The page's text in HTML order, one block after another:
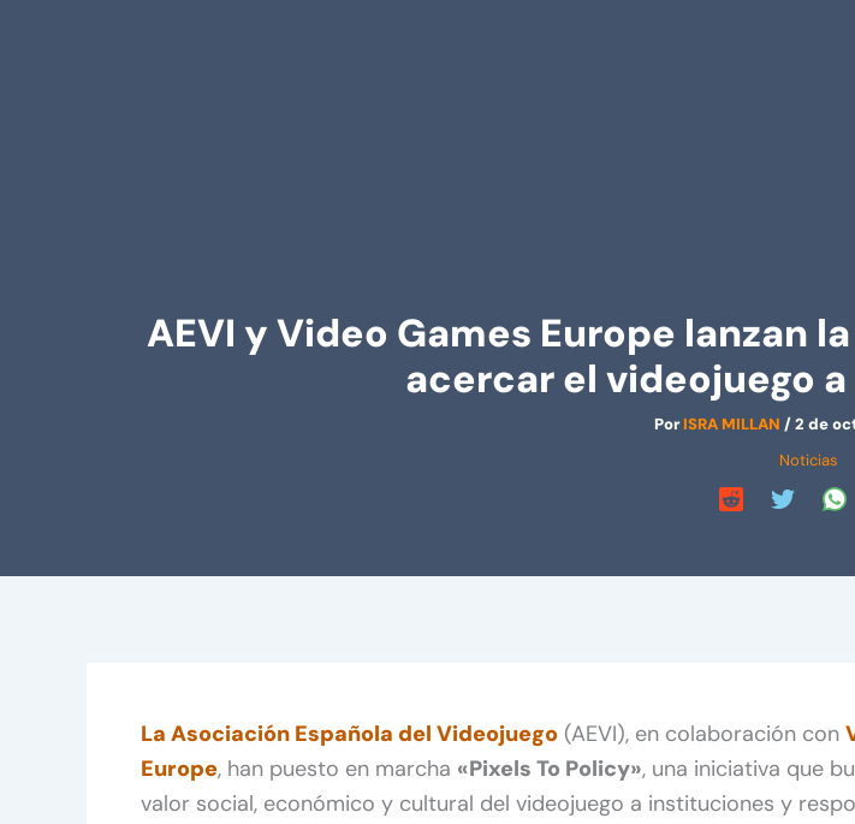
AEVI y Video Games Europe lanzan
acercar el videojuego
PorISRA MILLAN /2 de
Noticias
La Asociación Española del Videojuego (AEVI), en colaboración con
Europe, han puesto en marcha «Pixels To Policy», una iniciativa que
valor social, económico y cultural del videojuego a instituciones y